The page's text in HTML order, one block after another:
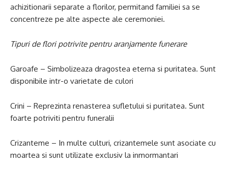
achizitionarii separate a florilor, permitand familiei sa se
concentreze pe alte aspecte ale ceremoniei.
Tipuri de flori potrivite pentru aranjamente funerare
Garoafe – Simbolizeaza dragostea eterna si puritatea. Sunt
disponibile intr-o varietate de culori
Crini – Reprezinta renasterea sufletului si puritatea. Sunt
foarte potriviti pentru funeralii
Crizanteme – In multe culturi, crizantemele sunt asociate cu
moartea si sunt utilizate exclusiv la inmormantari